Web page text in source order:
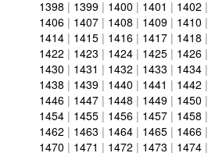
1398 | 1399 | 1400 | 1401 | 1402 |
1406 | 1407 | 1408 | 1409 | 1410 |
1414 | 1415 | 1416 | 1417 | 1418 |
1422 | 1423 | 1424 | 1425 | 1426 |
1430 | 1431 | 1432 | 1433 | 1434 |
1438 | 1439 | 1440 | 1441 | 1442 |
1446 | 1447 | 1448 | 1449 | 1450 |
1454 | 1455 | 1456 | 1457 | 1458 |
1462 | 1463 | 1464 | 1465 | 1466 |
1470 | 1471 | 1472 | 1473 | 1474 |